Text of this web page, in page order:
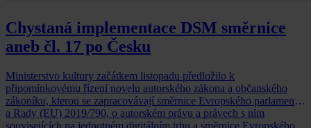
Chystaná implementace DSM směrnice
aneb čl. 17 po Česku
Ministerstvo kultury začátkem listopadu předložilo k
připomínkovému řízení novelu autorského zákona a občanského
zákoníku, kterou se zapracovávají směrnice Evropského parlamenty
a Rady (EU) 2019/790, o autorském právu a právech s ním